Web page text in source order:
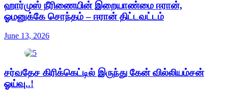
ஹார்முஸ் நீரிணையின் இறையாண்மை ஈரான்,
ஓமனுக்கே சொந்தம் – ஈரான் திட்டவட்டம்
June 13, 2026
சர்வதேச கிரிக்கெட்டில் இருந்து கேன் வில்லியம்சன்
ஓய்வு..!